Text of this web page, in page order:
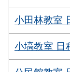
小田林教室
小塙教室 日